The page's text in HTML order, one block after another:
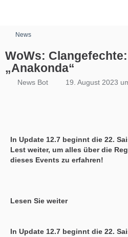
News
WoWs:
„Anakonda“
News Bot 19. August 2023
In Update 12.7 beginnt die 22.
Lest weiter, um alles über die
dieses Events zu erfahren!
Lesen Sie weiter
In Update 12.7 beginnt die 22.